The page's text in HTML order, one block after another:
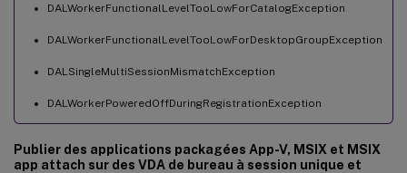
DALWorkerFunctionalLevelTooLowForCatalogException
DALWorkerFunctionalLevelTooLowForDesktopGroupException
DALSingleMultiSessionMismatchException
DALWorkerPoweredOffDuringRegistrationException
Publier des applications packagées App-V, MSIX et MSIX
app attach sur des VDA de bureau à session unique et